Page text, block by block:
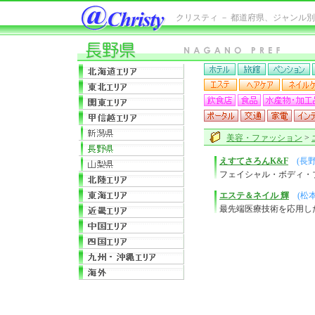
クリスティ － 都道府県、ジャンル
美容・ファッション >
えすてさろんK&F
(長
フェイシャル・ボディ
エステ＆ネイル 輝
(松
最先端医療技術を応用